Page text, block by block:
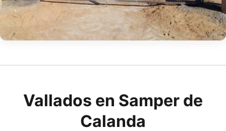
Vallados en Samper de
Calanda